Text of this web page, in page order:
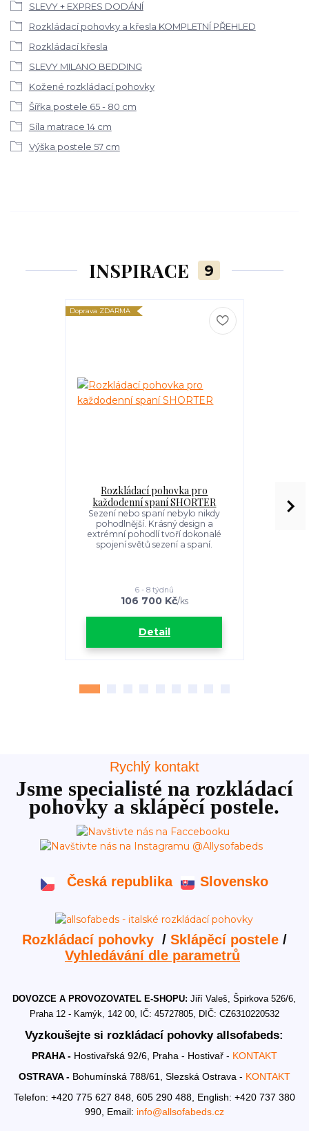
SLEVY + EXPRES DODÁNÍ
Rozkládací pohovky a křesla KOMPLETNÍ PŘEHLED
Rozkládací křesla
SLEVY MILANO BEDDING
Kožené rozkládací pohovky
Šířka postele 65 - 80 cm
Síla matrace 14 cm
Výška postele 57 cm
INSPIRACE 9
Doprava ZDARMA
Rozkládací pohovka pro
každodenní spaní SHORTER
Sezení nebo spaní nebylo nikdy
pohodlnější. Krásný design a
extrémní pohodlí tvoří dokonalé
spojení světů sezení a spaní.
106 700 Kč/ks
6 - 8 týdnů
Detail
Rychlý kontakt
Jsme specialisté na rozkládací
pohovky a sklápěcí postele.
Česká republika Slovensko
Rozkládací pohovky / Sklápěcí postele/
Vyhledávání dle parametrů
DOVOZCE A PROVOZOVATEL E-SHOPU:Jiří Valeš, Špirkova 526/6,
Praha 12 - Kamýk, 142 00, IČ: 45727805, DIČ: CZ6310220532
Vyzkoušejte si rozkládací pohovky allsofabeds:
PRAHA - Hostivařská 92/6, Praha - Hostivař - KONTAKT
OSTRAVA - Bohumínská 788/61, Slezská Ostrava - KONTAKT
Telefon: +420 775 627 848, 605 290 488, English: +420 737 380
990, Email: info@allsofabeds.cz